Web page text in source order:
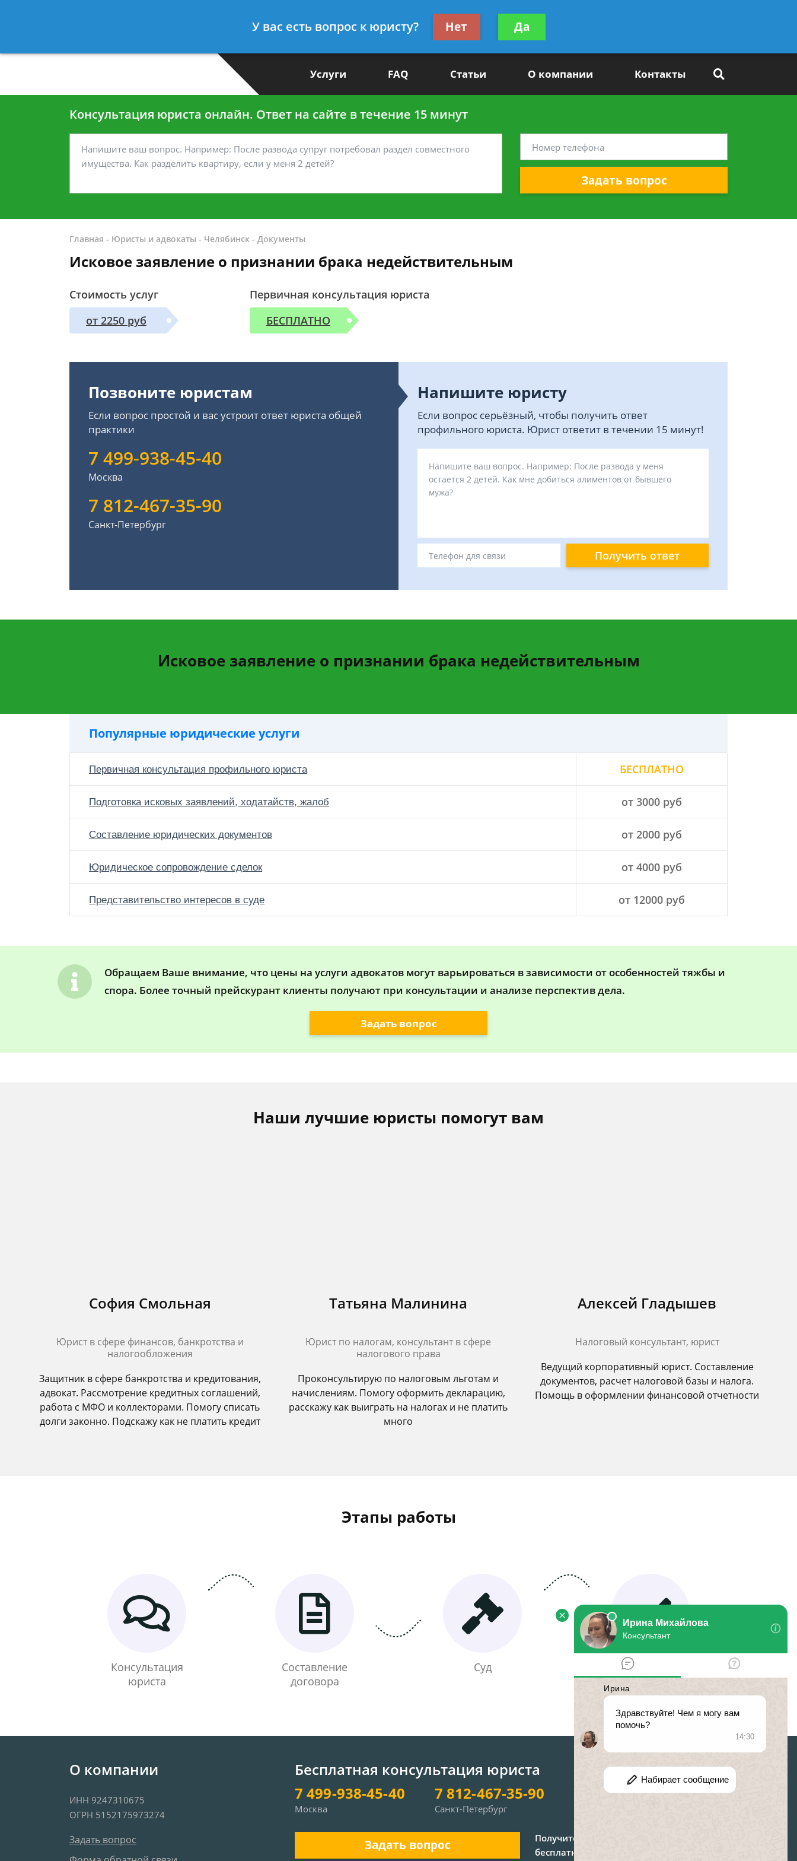
7 812-467-35-90
Получите консультацию
бесплатно
Услуги FAQ Статьи О компании Контакты
Консультация юриста онлайн. Ответ на сайте в течение 15 минут
Задать вопрос
Главная - Юристы и адвокаты - Челябинск - Документы
Исковое заявление о признании брака недействительным
Стоимость услуг
от 2250 руб
Первичная консультация юриста
БЕСПЛАТНО
Позвоните юристам
Если вопрос простой и вас устроит ответ юриста общей
практики
7 499-938-45-40
Москва
7 812-467-35-90
Санкт-Петербург
Напишите юристу
Если вопрос серьёзный, чтобы получить ответ
профильного юриста. Юрист ответит в течении 15 минут!
Получить ответ
Исковое заявление о признании брака недействительным
Популярные юридические услуги
Первичная консультация профильного юриста БЕСПЛАТНО
Подготовка исковых заявлений, ходатайств, жалоб от 3000 руб
Составление юридических документов от 2000 руб
Юридическое сопровождение сделок от 4000 руб
Представительство интересов в суде от 12000 руб
Обращаем Ваше внимание, что цены на услуги адвокатов могут варьироваться в зависимости от особенностей тяжбы и
спора. Более точный прейскурант клиенты получают при консультации и анализе перспектив дела.
Задать вопрос
Наши лучшие юристы помогут вам
София Смольная
Юрист в сфере финансов, банкротства и
налогообложения
Защитник в сфере банкротства и кредитования,
адвокат. Рассмотрение кредитных соглашений,
работа с МФО и коллекторами. Помогу списать
долги законно. Подскажу как не платить кредит
Татьяна Малинина
Юрист по налогам, консультант в сфере
налогового права
Проконсультирую по налоговым льготам и
начислениям. Помогу оформить декларацию,
расскажу как выиграть на налогах и не платить
много
Алексей Гладышев
Налоговый консультант, юрист
Ведущий корпоративный юрист. Составление
документов, расчет налоговой базы и налога.
Помощь в оформлении финансовой отчетности
Этапы работы
Консультация
юриста
Составление
договора
Суд
Решение
спора
О компании
ИНН 9247310675
ОГРН 5152175973274
Задать вопрос
Бесплатная консультация юриста
7 499-938-45-40
Москва
7 812-467-35-90
Санкт-Петербург
Задать вопрос
Получите консультацию
бесплатно
У вас есть вопрос к юристу? Нет Да